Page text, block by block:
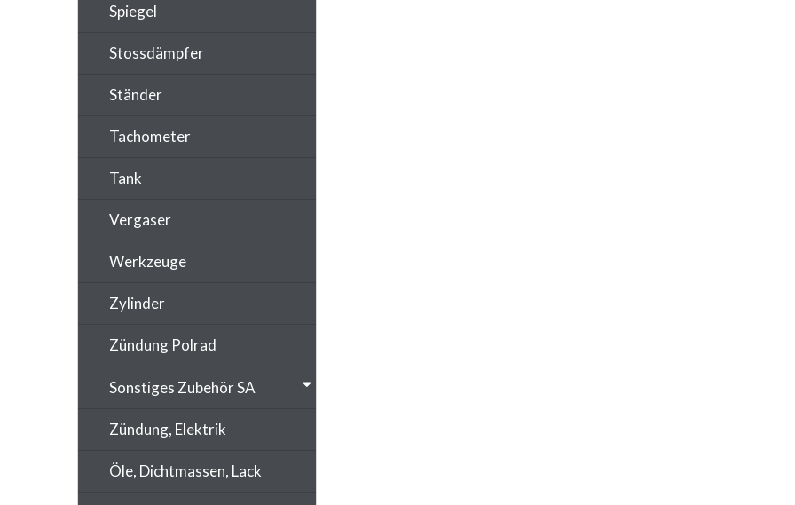
Spiegel
Stossdämpfer
Ständer
Tachometer
Tank
Vergaser
Werkzeuge
Zylinder
Zündung Polrad
Sonstiges Zubehör SA
Zündung, Elektrik
Öle, Dichtmassen, Lack